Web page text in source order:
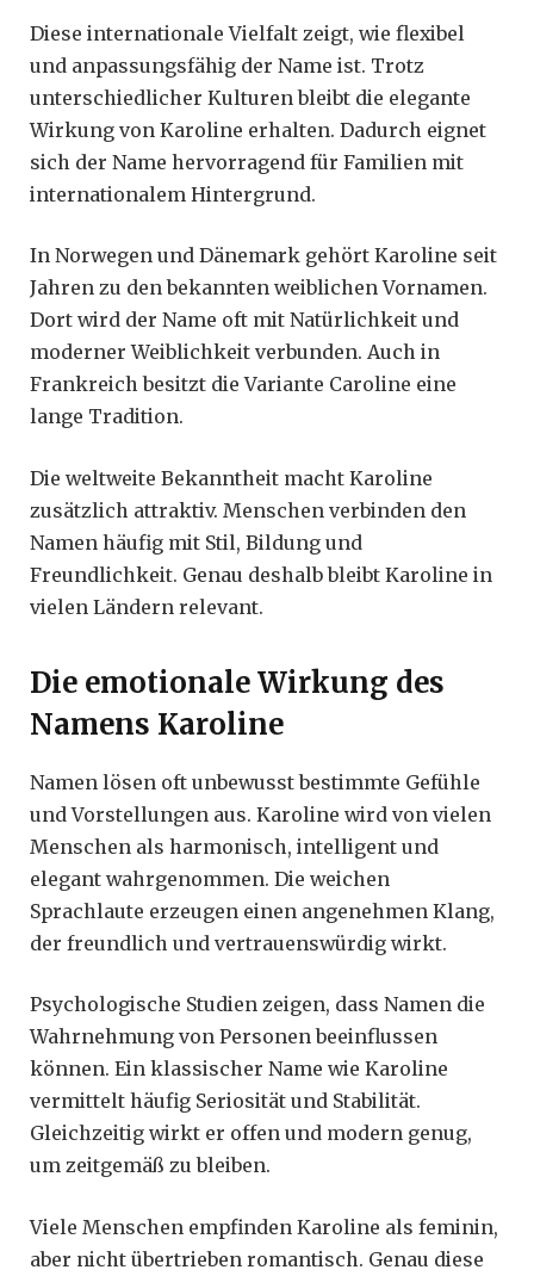
Diese internationale Vielfalt zeigt, wie flexibel
und anpassungsfähig der Name ist. Trotz
unterschiedlicher Kulturen bleibt die elegante
Wirkung von Karoline erhalten. Dadurch eignet
sich der Name hervorragend für Familien mit
internationalem Hintergrund.
In Norwegen und Dänemark gehört Karoline seit
Jahren zu den bekannten weiblichen Vornamen.
Dort wird der Name oft mit Natürlichkeit und
moderner Weiblichkeit verbunden. Auch in
Frankreich besitzt die Variante Caroline eine
lange Tradition.
Die weltweite Bekanntheit macht Karoline
zusätzlich attraktiv. Menschen verbinden den
Namen häufig mit Stil, Bildung und
Freundlichkeit. Genau deshalb bleibt Karoline in
vielen Ländern relevant.
Die emotionale Wirkung des
Namens Karoline
Namen lösen oft unbewusst bestimmte Gefühle
und Vorstellungen aus. Karoline wird von vielen
Menschen als harmonisch, intelligent und
elegant wahrgenommen. Die weichen
Sprachlaute erzeugen einen angenehmen Klang,
der freundlich und vertrauenswürdig wirkt.
Psychologische Studien zeigen, dass Namen die
Wahrnehmung von Personen beeinflussen
können. Ein klassischer Name wie Karoline
vermittelt häufig Seriosität und Stabilität.
Gleichzeitig wirkt er offen und modern genug,
um zeitgemäß zu bleiben.
Viele Menschen empfinden Karoline als feminin,
aber nicht übertrieben romantisch. Genau diese